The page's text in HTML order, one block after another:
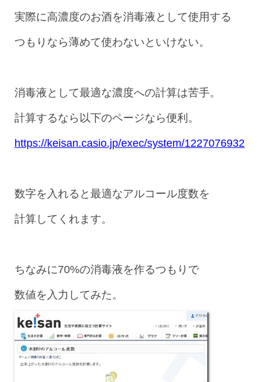
実際に高濃度のお酒を消毒液として使用する
つもりなら薄めて使わないといけない。
消毒液として最適な濃度への計算は苦手。
計算するなら以下のページなら便利。
https://keisan.casio.jp/exec/system/1227076932
数字を入れると最適なアルコール度数を
計算してくれます。
ちなみに70%の消毒液を作るつもりで
数値を入力してみた。